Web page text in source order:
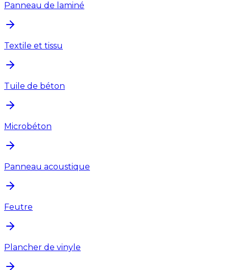
Panneau de laminé
Textile et tissu
Tuile de béton
Microbéton
Panneau acoustique
Feutre
Plancher de vinyle